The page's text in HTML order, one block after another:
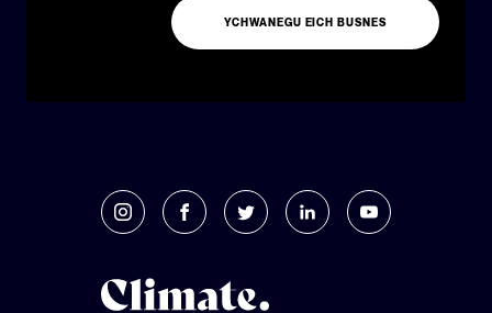
YCHWANEGU EICH BUSNES